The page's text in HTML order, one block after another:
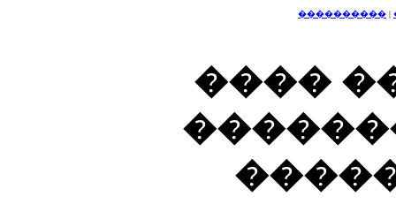
���������� |
����